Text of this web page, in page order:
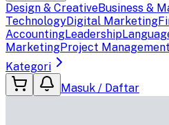
Design & CreativeBusiness &
TechnologyDigital Marketing
AccountingLeadership
MarketingProject Management
Kategori
Masuk / Daftar